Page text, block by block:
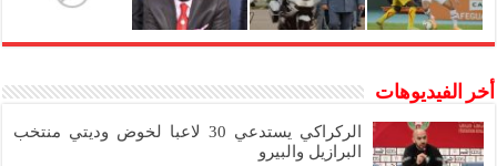
أخر الفيديوهات
الركراكي يستدعي 30 لاعبا لخوض وديتي منتخب
البرازيل والبيرو